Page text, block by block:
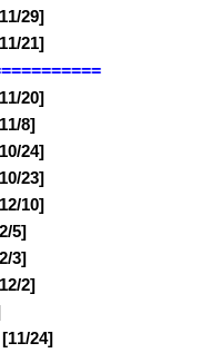
29]
21]
20]
8]
24]
23]
10]
5]
3]
2]
24]